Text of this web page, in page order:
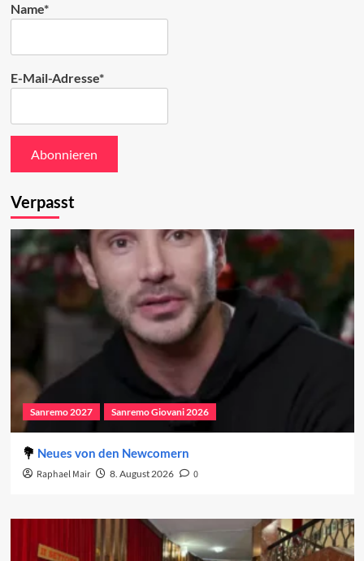
Name*
E-Mail-Adresse*
Verpasst
Sanremo 2027 Sanremo Giovani 2026
Neues von den Newcomern
Raphael Mair 8. August 2026 0